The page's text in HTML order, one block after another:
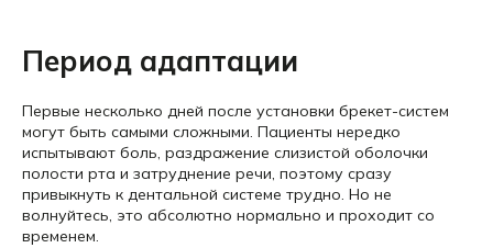
Период адаптации
Первые несколько дней после установки брекет-систем
могут быть самыми сложными. Пациенты нередко
испытывают боль, раздражение слизистой оболочки
полости рта и затруднение речи, поэтому сразу
привыкнуть к дентальной системе трудно. Но не
волнуйтесь, это абсолютно нормально и проходит со
временем.